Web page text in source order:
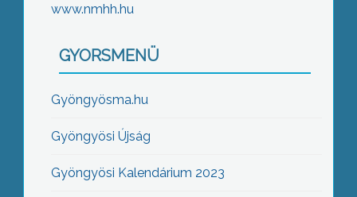
www.nmhh.hu
GYORSMENÜ
Gyöngyösma.hu
Gyöngyösi Újság
Gyöngyösi Kalendárium 2023